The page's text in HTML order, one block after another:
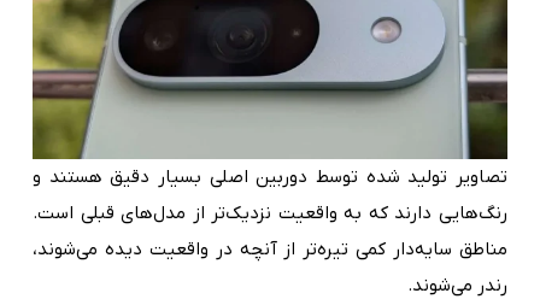
تصاویر تولید شده توسط دوربین اصلی بسیار دقیق هستند و
رنگ‌هایی دارند که به واقعیت نزدیک‌تر از مدل‌های قبلی است.
مناطق سایه‌دار کمی تیره‌تر از آنچه در واقعیت دیده می‌شوند،
رندر می‌شوند.